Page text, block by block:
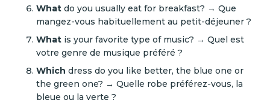
What do you usually eat for breakfast? → Que
mangez-vous habituellement au petit-déjeuner ?
What is your favorite type of music? → Quel est
votre genre de musique préféré ?
Which dress do you like better, the blue one or
the green one? → Quelle robe préférez-vous, la
bleue ou la verte ?